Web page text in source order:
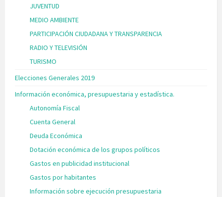
JUVENTUD
MEDIO AMBIENTE
PARTICIPACIÓN CIUDADANA Y TRANSPARENCIA
RADIO Y TELEVISIÓN
TURISMO
Elecciones Generales 2019
Información económica, presupuestaria y estadística.
Autonomía Fiscal
Cuenta General
Deuda Económica
Dotación económica de los grupos políticos
Gastos en publicidad institucional
Gastos por habitantes
Información sobre ejecución presupuestaria